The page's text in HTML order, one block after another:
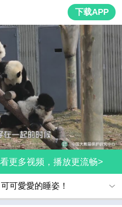
下载APP
更多视频，播放更流畅>
可愛愛的睡姿！